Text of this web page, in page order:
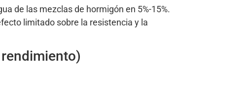
de las mezclas de hormigón en 5%-15%.
limitado sobre la resistencia y la